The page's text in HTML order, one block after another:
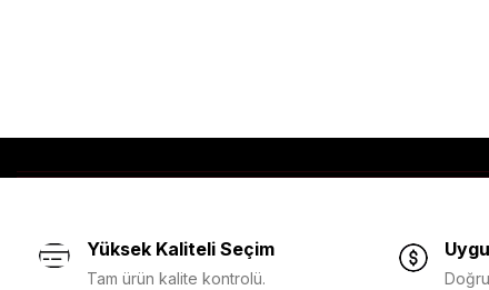
Yüksek Kaliteli Seçim
Tam ürün kalite kontrolü.